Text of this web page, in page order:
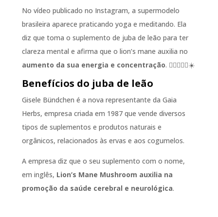
No vídeo publicado no Instagram, a supermodelo
brasileira aparece praticando yoga e meditando. Ela
diz que toma o suplemento de juba de leão para ter
clareza mental e afirma que o lion’s mane auxilia no
aumento da sua energia e concentração. 🏋️‍♀️🧘🏼‍♀️☀️
Benefícios do juba de leão
Gisele Bündchen é a nova representante da Gaia
Herbs, empresa criada em 1987 que vende diversos
tipos de suplementos e produtos naturais e
orgânicos, relacionados às ervas e aos cogumelos.
A empresa diz que o seu suplemento com o nome,
em inglês, Lion’s Mane Mushroom auxilia na
promoção da saúde cerebral e neurológica.